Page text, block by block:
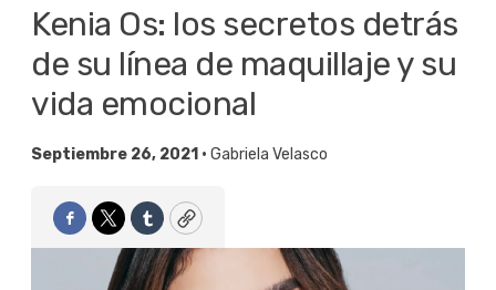
Kenia Os: los secretos detrás
de su línea de maquillaje y su
vida emocional
Septiembre 26, 2021 • Gabriela Velasco
Facebook
TwitterTumblrCopy